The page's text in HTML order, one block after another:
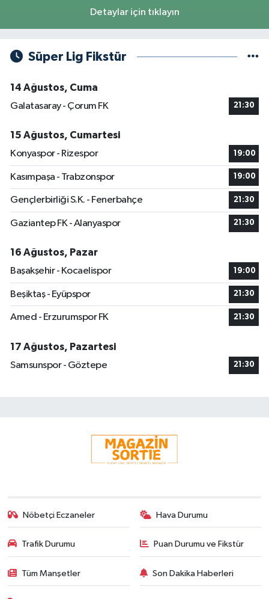
Detaylar için tıklayın
Süper Lig Fikstür
14 Ağustos, Cuma
Galatasaray - Çorum FK
21:30
15 Ağustos, Cumartesi
Konyaspor - Rizespor
19:00
Kasımpaşa - Trabzonspor 19:00
Gençlerbirliği S.K. - Fenerbahçe 21:30
Gaziantep FK - Alanyaspor 21:30
16 Ağustos, Pazar
Başakşehir - Kocaelispor
19:00
Beşiktaş - Eyüpspor 21:30
Amed - Erzurumspor FK 21:30
17 Ağustos, Pazartesi
Samsunspor - Göztepe
21:30
Nöbetçi Eczaneler Hava Durumu
Trafik Durumu Puan Durumu ve Fikstür
Tüm Manşetler Son Dakika Haberleri